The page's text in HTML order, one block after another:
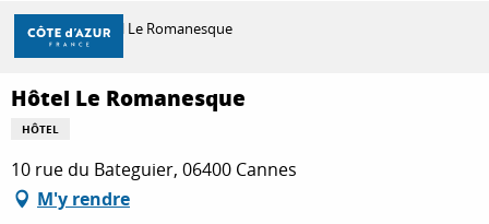
Aller
contenu
principal
DÉCOUVRIR
À FAIRE
Accueil Hôtel Le Romanesque
Hôtel Le Romanesque
HÔTEL
10 rue du Bateguier, 06400 Cannes
M'y rendre